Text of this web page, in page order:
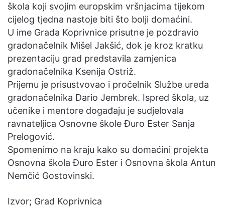
škola koji svojim europskim vršnjacima tijekom
cijelog tjedna nastoje biti što bolji domaćini.
U ime Grada Koprivnice prisutne je pozdravio
gradonačelnik Mišel Jakšić, dok je kroz kratku
prezentaciju grad predstavila zamjenica
gradonačelnika Ksenija Ostriž.
Prijemu je prisustvovao i pročelnik Službe ureda
gradonačelnika Dario Jembrek. Ispred škola, uz
učenike i mentore događaju je sudjelovala
ravnateljica Osnovne škole Đuro Ester Sanja
Prelogović.
Spomenimo na kraju kako su domaćini projekta
Osnovna škola Đuro Ester i Osnovna škola Antun
Nemčić Gostovinski.
Izvor; Grad Koprivnica